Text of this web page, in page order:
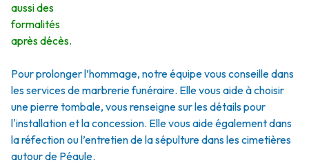
aussi des
formalités
après décès.
Pour prolonger l’hommage, notre équipe vous conseille dans
les services de marbrerie funéraire. Elle vous aide à choisir
une pierre tombale, vous renseigne sur les détails pour
l'installation et la concession. Elle vous aide également dans
la réfection ou l’entretien de la sépulture dans les cimetières
autour de Péaule.